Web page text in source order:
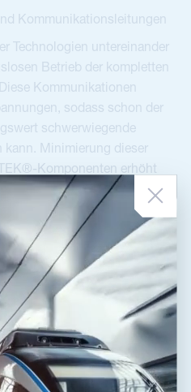
Kommunikationsleitungen
Technologien untereinander
Betrieb der kompletten
Kommunikationen
sodass schon der
schwerwiegende
kann. Minimierung dieser
Komponenten erhöht
der technologischen
Projekte:
mit 230/400 V gegen
bis 1000 V gegen
EZS und EPS gegen